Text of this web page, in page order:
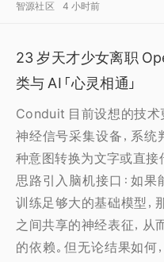
智源社区 4 小时前
23 岁天才少女离职
类与 AI「心灵相通」
Conduit 目前设想的技术
神经信号采集设备，系统
种意图转换为文字或直接
思路引入脑机接口：如果
训练足够大的基础模型，
之间共享的神经表征，从
的依赖。但无论结果如何